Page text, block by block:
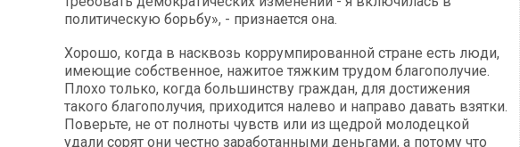
политическую борьбу», - признается она.
Хорошо, когда в насквозь коррумпированной стране есть люди,
имеющие собственное, нажитое тяжким трудом благополучие.
Плохо только, когда большинству граждан, для достижения
такого благополучия, приходится налево и направо давать взятки.
Поверьте, не от полноты чувств или из щедрой молодецкой
удали сорят они честно заработанными деньгами, а потому что